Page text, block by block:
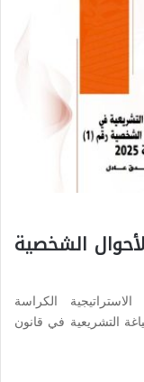
الشخصية
الكراسة
لسنة 2025 بعنوان “الصياغة التشريعية في قانون